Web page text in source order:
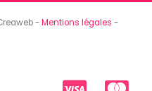
-Mentions légales -